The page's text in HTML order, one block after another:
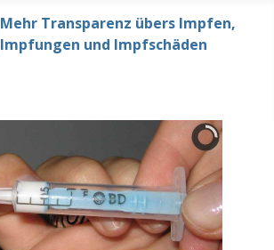
Mehr Transparenz übers Impfen,
Impfungen und Impfschäden